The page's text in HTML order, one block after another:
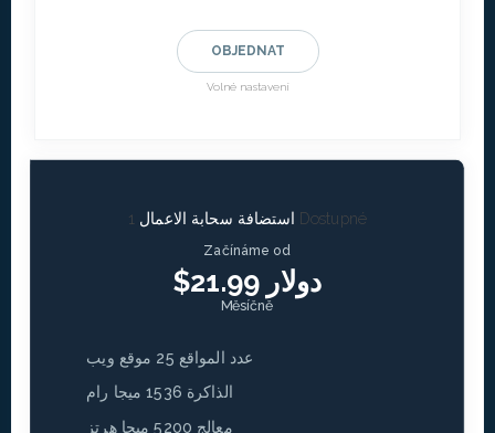
OBJEDNAT
Volné nastavení
استضافة سحابة الاعمال 1 Dostupné
Začínáme od
$21.99 دولار
Měsíčně
عدد المواقع 25 موقع ويب
الذاكرة 1536 ميجا رام
معالج 5200 ميجا هرتز